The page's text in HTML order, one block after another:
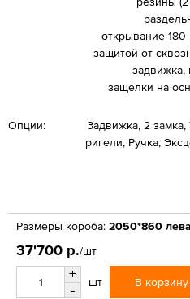
открывание 180
защитой от
задвижка,
защёлки на
Опции:
Задвижка, 2
ригели, Ручка,
Размеры короба: 2050*860
37'700 р./шт
+
-
шт В корзину